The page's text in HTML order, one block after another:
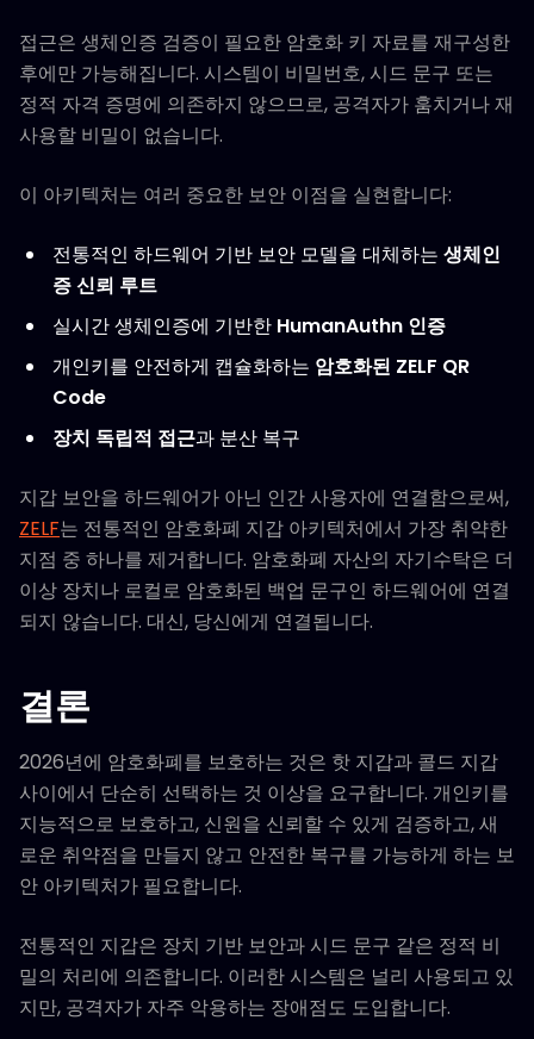
접근은 생체인증 검증이 필요한 암호화 키 자료를 재구성한
후에만 가능해집니다. 시스템이 비밀번호, 시드 문구 또는
정적 자격 증명에 의존하지 않으므로, 공격자가 훔치거나 재
사용할 비밀이 없습니다.
이 아키텍처는 여러 중요한 보안 이점을 실현합니다:
전통적인 하드웨어 기반 보안 모델을 대체하는 생체인
증 신뢰 루트
실시간 생체인증에 기반한 HumanAuthn 인증
개인키를 안전하게 캡슐화하는 암호화된 ZELF QR
Code
장치 독립적 접근과 분산 복구
지갑 보안을 하드웨어가 아닌 인간 사용자에 연결함으로써,
ZELF는 전통적인 암호화폐 지갑 아키텍처에서 가장 취약한
지점 중 하나를 제거합니다. 암호화폐 자산의 자기수탁은 더
이상 장치나 로컬로 암호화된 백업 문구인 하드웨어에 연결
되지 않습니다. 대신, 당신에게 연결됩니다.
결론
2026년에 암호화폐를 보호하는 것은 핫 지갑과 콜드 지갑
사이에서 단순히 선택하는 것 이상을 요구합니다. 개인키를
지능적으로 보호하고, 신원을 신뢰할 수 있게 검증하고, 새
로운 취약점을 만들지 않고 안전한 복구를 가능하게 하는 보
안 아키텍처가 필요합니다.
전통적인 지갑은 장치 기반 보안과 시드 문구 같은 정적 비
밀의 처리에 의존합니다. 이러한 시스템은 널리 사용되고 있
지만, 공격자가 자주 악용하는 장애점도 도입합니다.